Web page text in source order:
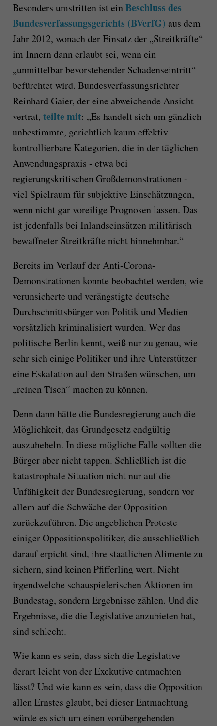
Besonders umstritten ist einBeschluss des
Bundesverfassungsgerichts (BVerfG) aus dem
Jahr 2012, wonach der Einsatz der „Streitkräfte“
im Innern dann erlaubt sei, wenn ein
„unmittelbar bevorstehender Schadenseintritt“
befürchtet wird. Bundesverfassungsrichter
Reinhard Gaier, der eine abweichende Ansicht
vertrat, teilte mit: „Es handelt sich um gänzlich
unbestimmte, gerichtlich kaum effektiv
kontrollierbare Kategorien, die in der täglichen
Anwendungspraxis - etwa bei
regierungskritischen Großdemonstrationen -
viel Spielraum für subjektive Einschätzungen,
wenn nicht gar voreilige Prognosen lassen. Das
ist jedenfalls bei Inlandseinsätzen militärisch
bewaffneter Streitkräfte nicht hinnehmbar.“
Bereits im Verlauf der Anti-Corona-
Demonstrationen konnte beobachtet werden, wie
verunsicherte und verängstigte deutsche
Durchschnittsbürger von Politik und Medien
vorsätzlich kriminalisiert wurden. Wer das
politische Berlin kennt, weiß nur zu genau, wie
sehr sich einige Politiker und ihre Unterstützer
eine Eskalation auf den Straßen wünschen, um
„reinen Tisch“ machen zu können.
Denn dann hätte die Bundesregierung auch die
Möglichkeit, das Grundgesetz endgültig
auszuhebeln. In diese mögliche Falle sollten die
Bürger aber nicht tappen. Schließlich ist die
katastrophale Situation nicht nur auf die
Unfähigkeit der Bundesregierung, sondern vor
allem auf die Schwäche der Opposition
zurückzuführen. Die angeblichen Proteste
einiger Oppositionspolitiker, die ausschließlich
darauf erpicht sind, ihre staatlichen Alimente zu
sichern, sind keinen Pfifferling wert. Nicht
irgendwelche schauspielerischen Aktionen im
Bundestag, sondern Ergebnisse zählen. Und die
Ergebnisse, die die Legislative anzubieten hat,
sind schlecht.
Wie kann es sein, dass sich die Legislative
derart leicht von der Exekutive entmachten
lässt? Und wie kann es sein, dass die Opposition
allen Ernstes glaubt, bei dieser Entmachtung
würde es sich um einen vorübergehenden